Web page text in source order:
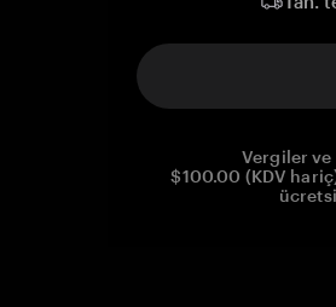
Vergiler
$100.00 (KDV